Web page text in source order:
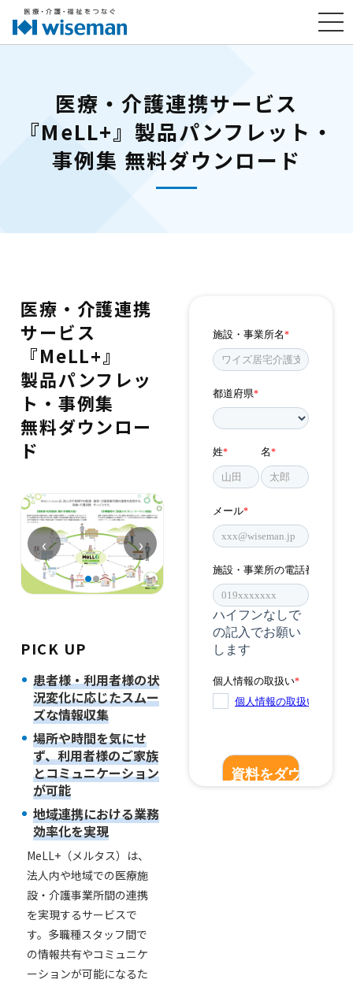
医療・介護連携サービス
『MeLL+』製品パンフレット・
事例集 無料ダウンロード
医療・介護連携
サービス
『MeLL+』
製品パンフレッ
ト・事例集
無料ダウンロー
ド
‹ ›
PICK UP
患者様・利用者様の状
況変化に応じたスムー
ズな情報収集
場所や時間を気にせ
ず、利用者様のご家族
とコミュニケーション
が可能
地域連携における業務
効率化を実現
MeLL+（メルタス）は、
法人内や地域での医療施
設・介護事業所間の連携
を実現するサービスで
す。多職種スタッフ間で
の情報共有やコミュニケ
ーションが可能になるた